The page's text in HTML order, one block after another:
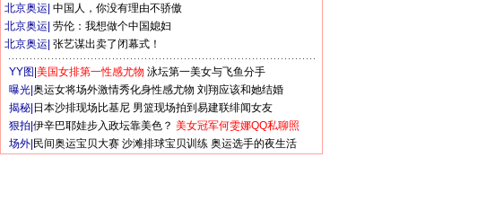
北京奥运 中国人，你没有理由不骄傲
北京奥运 劳伦：我想做个中国媳妇
北京奥运 张艺谋出卖了闭幕式！
YY图| 美国女排第一性感尤物 泳坛第一美女与飞鱼分手
曝光| 奥运女将场外激情秀化身性感尤物 刘翔应该和她结婚
揭秘| 日本沙排现场比基尼 男篮现场拍到易建联绯闻女友
狠拍| 伊辛巴耶娃步入政坛靠美色？ 美女冠军何雯娜QQ私聊照
场外| 民间奥运宝贝大赛 沙滩排球宝贝训练 奥运选手的夜生活